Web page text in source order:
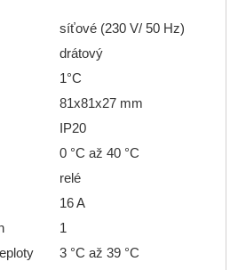
síťové (230 V/ 50 Hz)
drátový
1°C
81x81x27 mm
IP20
0 °C až 40 °C
relé
16 A
1
3 °C až 39 °C